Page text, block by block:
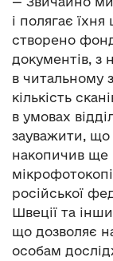
і полягає їхня
створено
документів, з
в читальному
кількість
в умовах
зауважити, що
накопичив ще
російської
Швеції та
що дозволяє
особам